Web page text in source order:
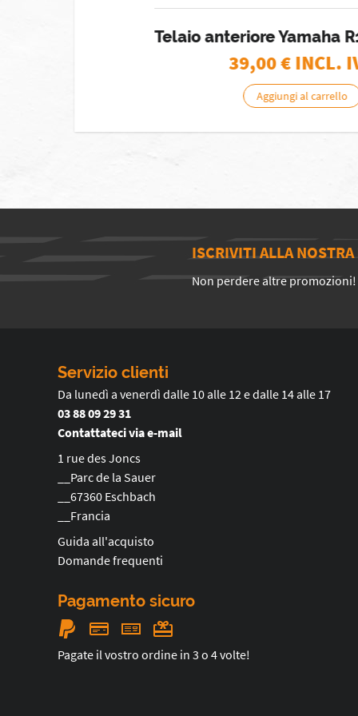
Telaio anteriore Yamaha
39,00€ INCL.
Aggiungi al carrello
ISCRIVITI ALLA
Non perdere altre promozioni!
Servizio clienti
Da lunedì a venerdì dalle 10 alle 12 e dalle 14 alle 17
03 88 09 29 31
Contattateci via e-mail
1 rue des Joncs
__Parc de la Sauer
__67360 Eschbach
__Francia
Guida all'acquisto
Domande frequenti
Pagamento sicuro
Pagate il vostro ordine in 3 o 4 volte!